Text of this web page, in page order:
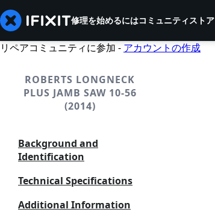
修理を始めるにはコミュニティストア
リペアコミュニティに参加 - アカウントの作成
ROBERTS LONGNECK
PLUS JAMB SAW 10-56
(2014)
Background and
Identification
Technical Specifications
Additional Information